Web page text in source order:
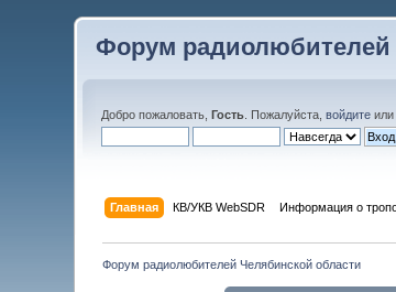
Форум радиолюбителей
Добро пожаловать,Гость . Пожалуйста,войдите
Главная КВ/УКВ WebSDR Информация о
Форум радиолюбителей Челябинской области